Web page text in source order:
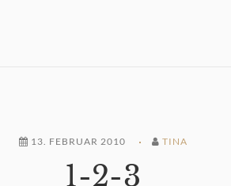
13. FEBRUAR 2010 TINA
1-2-3